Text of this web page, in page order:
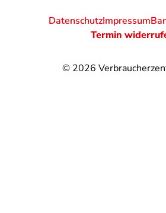
© 2026
DatenschutzImpressum
Termin